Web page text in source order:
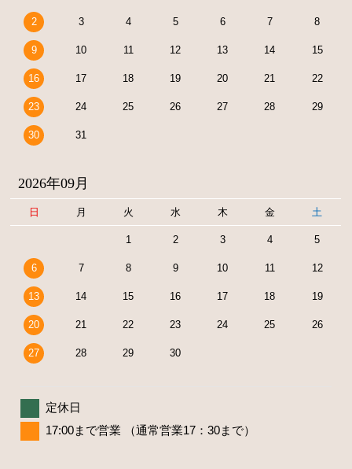
2 3 4 5 6 7 8
9 10 11 12 13 14 15
16 17 18 19 20 21 22
23 24 25 26 27 28 29
30 31
2026年09月
日 月 火 水 木 金 土
1 2 3 4 5
6 7 8 9 10 11 12
13 14 15 16 17 18 19
20 21 22 23 24 25 26
27 28 29 30
定休日
17:00まで営業 （通常営業17：30まで）